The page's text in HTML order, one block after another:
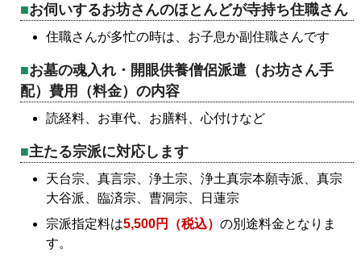
お伺いするお坊さんのほとんどが寺持ち住職さん
住職さんが多忙の時は、お子息か副住職さんです
お墓の魂入れ・開眼供養僧侶派遣（お坊さん手
配）費用（料金）の内容
読経料、お車代、お膳料、心付けなど
主たる宗派に対応します
天台宗、真言宗、浄土宗、浄土真宗本願寺派、真宗
大谷派、臨済宗、曹洞宗、日蓮宗
宗派指定料は5,500円（税込） の別途料金となりま
す。